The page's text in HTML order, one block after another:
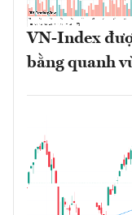
VN-Index
bằng quanh